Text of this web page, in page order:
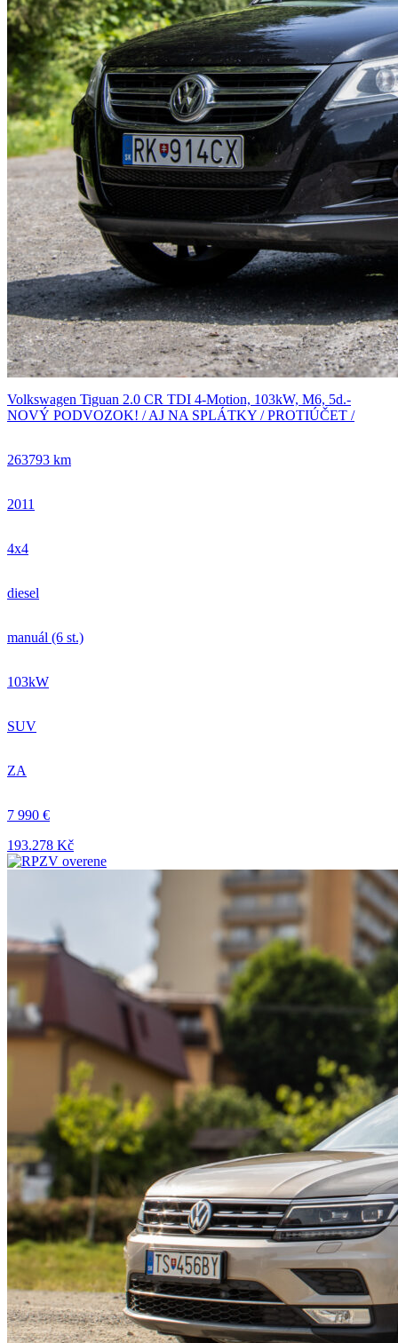
Volkswagen Tiguan 2.0 CR TDI 4-Motion, 103kW, M6, 5d.-
NOVÝ PODVOZOK! / AJ NA SPLÁTKY / PROTIÚČET /
263793 km
2011
4x4
diesel
manuál (6 st.)
103kW
SUV
ZA
7 990 €
193.278 Kč